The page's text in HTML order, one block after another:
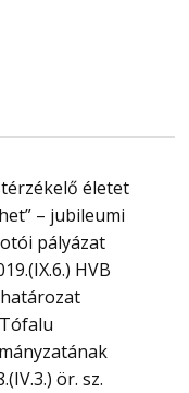
életet
– jubileumi
pályázat
HVB
határozat
Tófalu
ör. sz.